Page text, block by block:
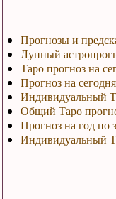
Прогнозы и
Лунный
Таро прогноз на
Прогноз на
Индивидуальный
Общий Таро
Прогноз на год по
Индивидуальный